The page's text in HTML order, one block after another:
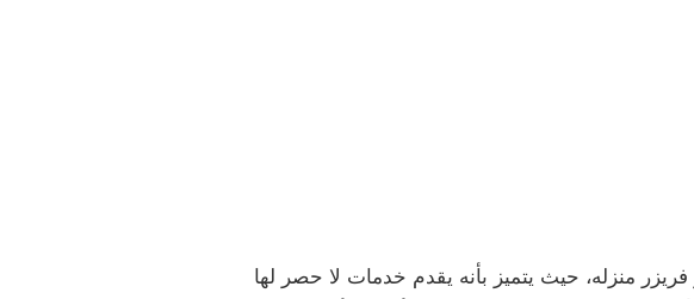
منزله، حيث يتميز بأنه يقدم خدمات لا حصر لها